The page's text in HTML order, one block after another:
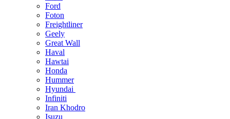
Ford
Foton
Freightliner
Geely
Great Wall
Haval
Hawtai
Honda
Hummer
Hyundai
Infiniti
Iran Khodro
Isuzu